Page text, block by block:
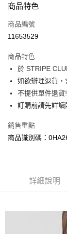
3 期 0 利率 每
合作金庫商業銀行
上海商業儲蓄銀行
臺灣中小企業銀行
匯豐（台灣）商
聯邦商業銀行
元大商業銀行
玉山商業銀行
台灣樂天信用卡公
超商取貨付款
LINE Pay
Apple Pay
街口支付
悠遊付
大哥付你分期
相關說明
流程，驗證手機門
消。如遇「轉專審
【關於「AFTEE先享
１．簡單：不需註冊
２．便利：只要手機
３．安心：先確認
商品特色
商品編號
11653529
商品特色
於 STRIPE
如欲辦理退貨，
不提供單件退貨
訂購前請先詳讀
銷售重點
商品識別碼：
詳細說明